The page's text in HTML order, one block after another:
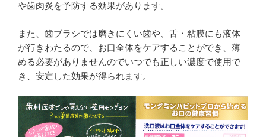
や歯肉炎を予防する効果があります。
また、歯ブラシでは磨きにくい歯や、舌・粘膜にも液体
が行きわたるので、お口全体をケアすることができ、薄
める必要がありませんのでいつでも正しい濃度で使用で
き、安定した効果が得られます。